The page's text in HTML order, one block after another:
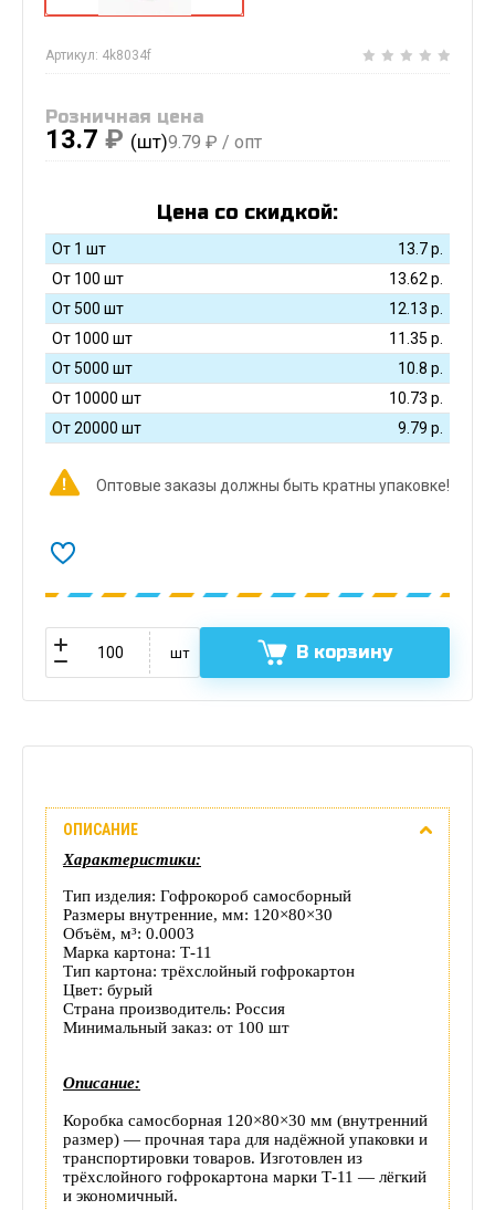
Артикул: 4k8034f
Розничная цена
13.7 ₽ (шт)9.79 ₽ / опт
Цена со скидкой:
От 1 шт 13.7р.
От 100 шт
13.62 р.
От 500 шт
12.13 р.
От 1000 шт
11.35 р.
От 5000 шт
10.8 р.
От 10000 шт
10.73 р.
От 20000 шт
9.79 р.
Оптовые заказы должны быть кратны упаковке!
шт В корзину
Отзывы
(0)
Доставка
этого
товара
ОПИСАНИЕ
Характеристики:
Тип изделия: Гофрокороб самосборный
Размеры внутренние, мм: 120×80×30
Объём, м³: 0.0003
Марка картона: Т-11
Тип картона: трёхслойный гофрокартон
Цвет: бурый
Страна производитель: Россия
Минимальный заказ: от 100 шт
Описание:
Коробка самосборная 120×80×30 мм (внутренний
размер) — прочная тара для надёжной упаковки и
транспортировки товаров. Изготовлен из
трёхслойного гофрокартона марки Т-11 — лёгкий
и экономичный.